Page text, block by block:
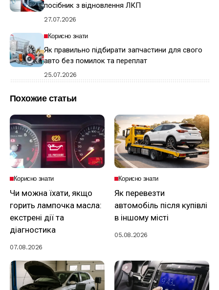
посібник з відновлення ЛКП
27.07.2026
Корисно знати
Як правильно підбирати запчастини для свого
авто без помилок та переплат
25.07.2026
Похожие статьи
Корисно знати
Чи можна їхати, якщо
горить лампочка масла:
екстрені дії та
діагностика
07.08.2026
Корисно знати
Як перевезти
автомобіль після купівлі
в іншому місті
05.08.2026